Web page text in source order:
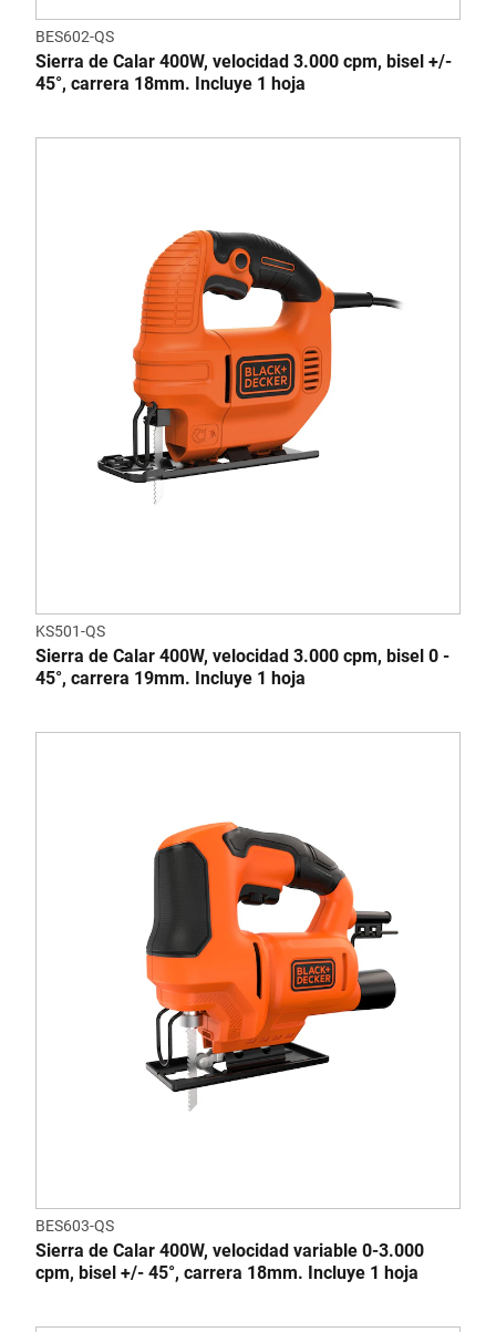
BES602-QS
Sierra de Calar 400W, velocidad 3.000 cpm, bisel +/-
45°, carrera 18mm. Incluye 1 hoja
KS501-QS
Sierra de Calar 400W, velocidad 3.000 cpm, bisel 0 -
45°, carrera 19mm. Incluye 1 hoja
BES603-QS
Sierra de Calar 400W, velocidad variable 0-3.000
cpm, bisel +/- 45°, carrera 18mm. Incluye 1 hoja